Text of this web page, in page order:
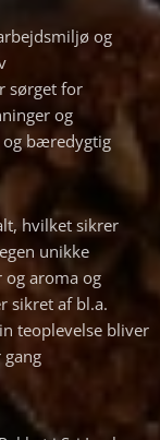
og
sørget for
og
og bæredygtig
hvilket sikrer
unikke
og aroma og
sikret af bl.a.
teoplevelse bliver
gang